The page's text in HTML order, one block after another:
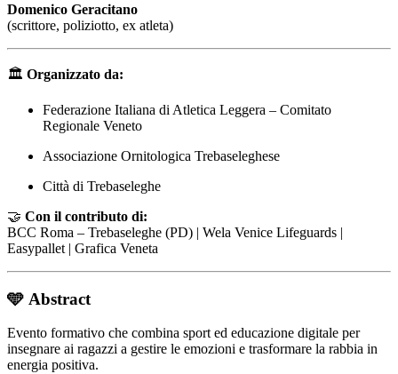
Domenico Geracitano
(scrittore, poliziotto, ex atleta)
🏛️ Organizzato da:
Federazione Italiana di Atletica Leggera – Comitato
Regionale Veneto
Associazione Ornitologica Trebaseleghese
Città di Trebaseleghe
🤝 Con il contributo di:
BCC Roma – Trebaseleghe (PD) | Wela Venice Lifeguards |
Easypallet | Grafica Veneta
🩵 Abstract
Evento formativo che combina sport ed educazione digitale per
insegnare ai ragazzi a gestire le emozioni e trasformare la rabbia in
energia positiva.